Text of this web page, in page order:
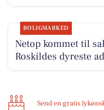
BOLIGMARKED
Netop kommet til
Roskildes dyreste
Send en gratis